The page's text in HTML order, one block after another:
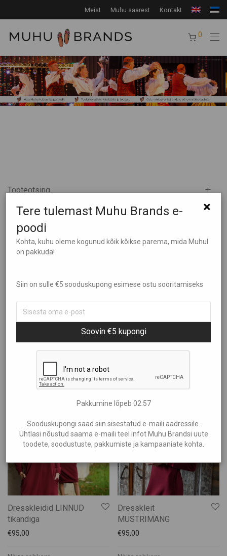
Meist Muhu saarest Kontakt
0
Tooteotsing
Tootekategooriad
Kõik
Aire Liik
Anne Kana
Anu Kabur
Eliia Laats
Helen Maandi
Irena Tarvis
Kalmer Saar
Katrin Pauts
Keskküla Kunstitalu
KÜMU
Männiku käsitöötuba
Maris Mägi
Sorteeri
Uudsus
Hind: kõrgemast madalamaks
€30—€110
Showing“MuRu Craft”
Kvaliteetsed ja praktilised rõivad kogu perele – mugavus ja stiil nii
lastele kui ka täiskasvanutele!
Dresskleidid LINNUD
tikandiga
€95,00
Dresskleit
MUSTRIMÄNG
€95,00
×
Tere tulemast Muhu Brands e-
poodi
Kohta, kuhu oleme kogunud kõik kõikse parema, mida Muhul
on pakkuda!
Siin on sulle €5 sooduskupong esimese ostu sooritamiseks
Soovin €5 kupongi
Pakkumine lõpeb 02:56
Sooduskupongi saad siin sisestatud e-maili aadressile.
Ühtlasi nõustud saama e-maili teel infot Muhu Brandsi uute
toodete, soodustuste, pakkumiste ja kampaaniate kohta.